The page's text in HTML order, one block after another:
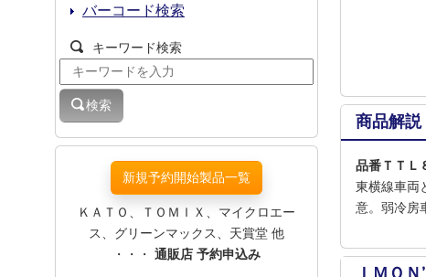
商品解説
品番ＴＴＬ
東横線車両
意。弱冷房
バーコード検索
キーワード検索
検索
新規予約開始製品一覧
ＫＡＴＯ、ＴＯＭＩＸ、マイクロエー
ス、グリーンマックス、天賞堂 他
・・・ 通販店 予約申込み